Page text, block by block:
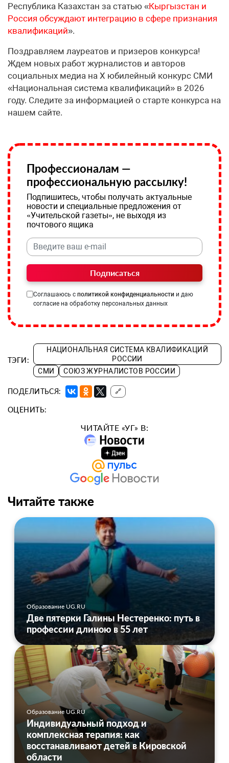
Республика Казахстан за статью «Кыргызстан и
Россия обсуждают интеграцию в сфере признания
квалификаций».
Поздравляем лауреатов и призеров конкурса!
Ждем новых работ журналистов и авторов
социальных медиа на X юбилейный конкурс СМИ
«Национальная система квалификаций» в 2026
году. Следите за информацией о старте конкурса на
нашем сайте.
Профессионалам —
профессиональную рассылку!
Подпишитесь, чтобы получать актуальные
новости и специальные предложения от
«Учительской газеты», не выходя из
почтового ящика
Подписаться
Соглашаюсь с политикой конфиденциальности и даю
согласие на обработку персональных данных
ТЭГИ:
НАЦИОНАЛЬНАЯ СИСТЕМА КВАЛИФИКАЦИЙ
РОССИИ
СМИ
СОЮЗ ЖУРНАЛИСТОВ РОССИИ
ПОДЕЛИТЬСЯ: 🔗
ОЦЕНИТЬ:
ЧИТАЙТЕ «УГ» В:
Читайте также
Образование UG.RU
Две пятерки Галины Нестеренко: путь в
профессии длиною в 55 лет
Образование UG.RU
Индивидуальный подход и
комплексная терапия: как
восстанавливают детей в Кировской
области